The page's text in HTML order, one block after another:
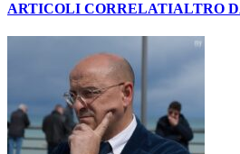
ARTICOLI CORRELATIALTRO